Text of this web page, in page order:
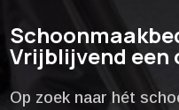
Vrijblijvend een
Op zoek naar hét